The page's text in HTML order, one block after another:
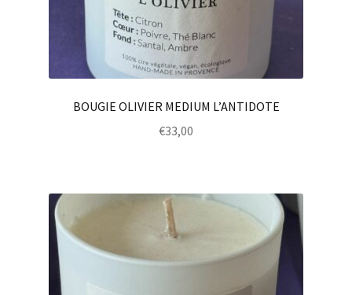
BOUGIE OLIVIER MEDIUM L’ANTIDOTE
€33,00